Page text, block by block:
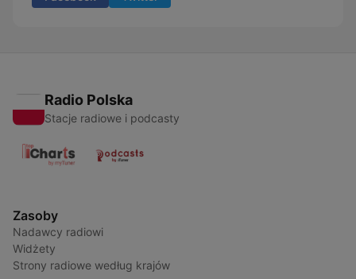
Radio Polska
Stacje radiowe i podcasty
Zasoby
Nadawcy radiowi
Widżety
Strony radiowe według krajów